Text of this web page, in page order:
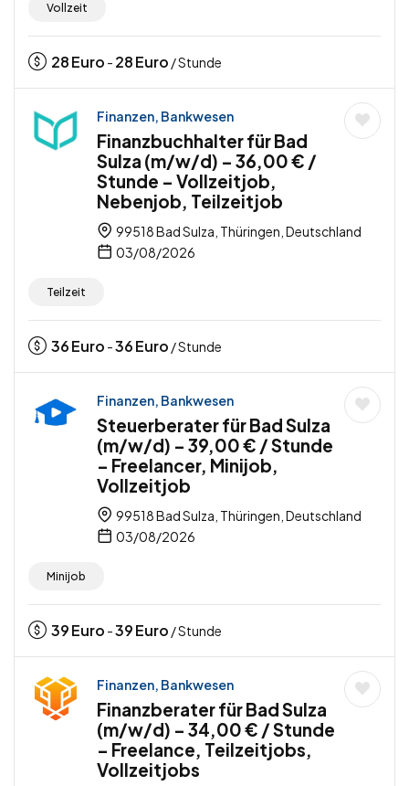
Vollzeit
28Euro - 28Euro / Stunde
Finanzen, Bankwesen
Finanzbuchhalter für Bad
Sulza (m/w/d) – 36,00 € /
Stunde – Vollzeitjob,
Nebenjob, Teilzeitjob
99518 Bad Sulza, Thüringen, Deutschland
03/08/2026
Teilzeit
36Euro -36Euro / Stunde
Finanzen, Bankwesen
Steuerberater für Bad Sulza
(m/w/d) – 39,00 € / Stunde
– Freelancer, Minijob,
Vollzeitjob
99518 Bad Sulza, Thüringen, Deutschland
03/08/2026
Minijob
39Euro -39Euro / Stunde
Finanzen, Bankwesen
Finanzberater für Bad Sulza
(m/w/d) – 34,00 € / Stunde
– Freelance, Teilzeitjobs,
Vollzeitjobs